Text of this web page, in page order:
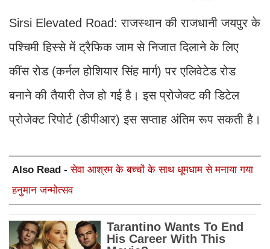
Sirsi Elevated Road: राजस्थान की राजधानी जयपुर के
पश्चिमी हिस्से में ट्रैफिक जाम से निजात दिलाने के लिए
कींस रोड (कर्नल होशियार सिंह मार्ग) पर एलिवेटेड रोड
बनाने की तैयारी तेज हो गई है। इस प्रोजेक्ट की डिटेल
प्रोजेक्ट रिपोर्ट (डीपीआर) इस सप्ताह अंतिम रूप सकती है।
Also Read -सेवा आश्रम के बच्चों के साथ धूमधाम से मनाया गया
हनुमान जन्मोत्सव